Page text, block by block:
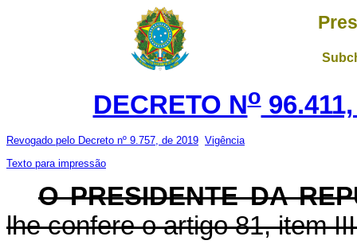
DECRETO No96.411,
Revogado pelo Decreto nº 9.757, de 2019 Vigência
Texto para impressão
O PRESIDENTE DA
lhe confere o artigo 81, item